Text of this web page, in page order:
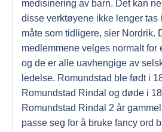
medisinering av barn. Det kan
disse verktøyene ikke lenger tas
måte som tidligere, sier Nordrik.
medlemmene velges normalt for
og de er alle uavhengige av
ledelse. Romundstad ble født i
Romundstad Rindal og døde i
Romundstad Rindal 2 år
passe seg for å bruke fancy ord